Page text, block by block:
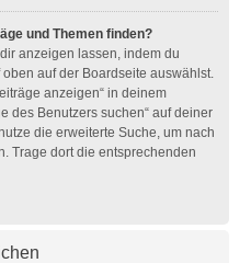
und Themen finden?
anzeigen lassen, indem du
auf der Boardseite auswählst.
anzeigen“ in deinem
des Benutzers suchen“ auf deiner
die erweiterte Suche, um nach
Trage dort die entsprechenden